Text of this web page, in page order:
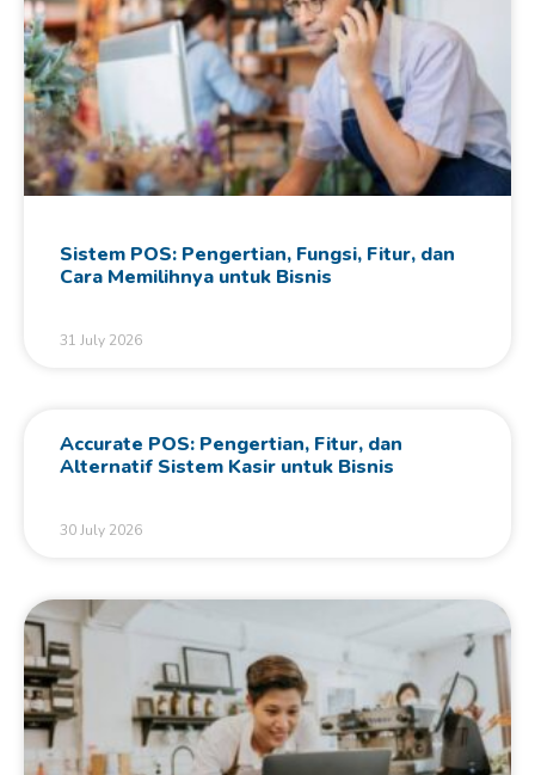
Sistem POS: Pengertian, Fungsi, Fitur, dan
Cara Memilihnya untuk Bisnis
31 July 2026
Accurate POS: Pengertian, Fitur, dan
Alternatif Sistem Kasir untuk Bisnis
30 July 2026